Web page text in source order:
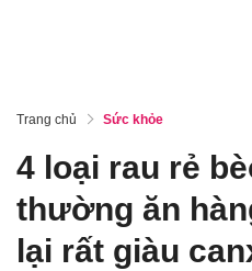
Trang chủ Sức khỏe
4 loại rau rẻ
thường ăn
lại rất giàu